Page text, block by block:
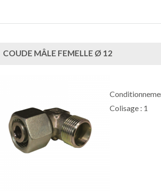
COUDE MÂLE FEMELLE Ø 12
Colisage : 1